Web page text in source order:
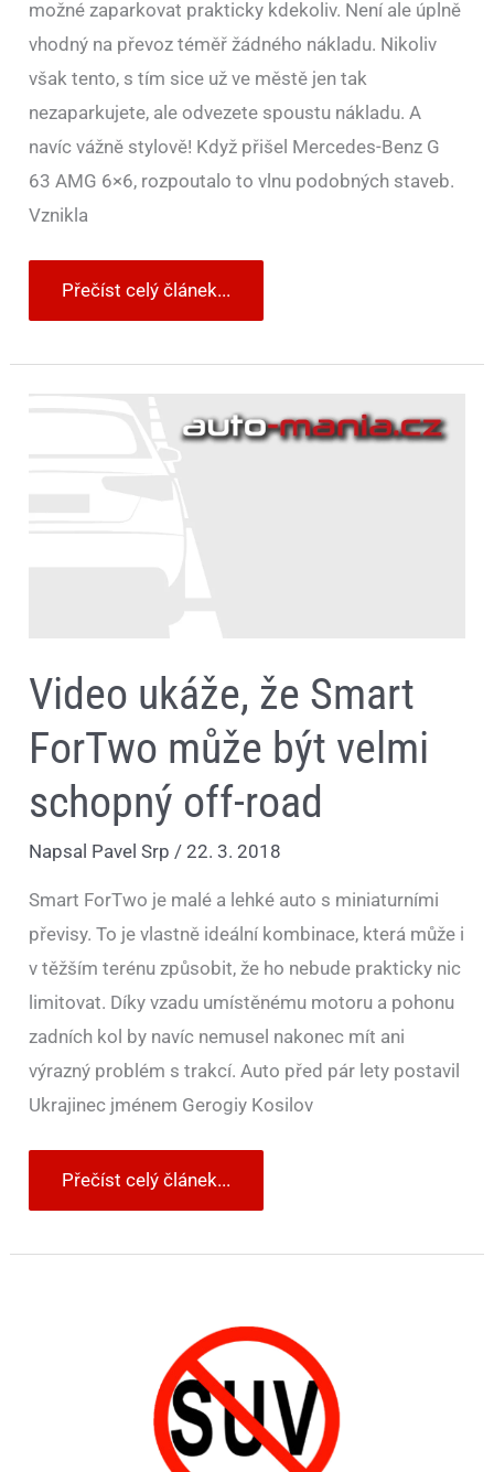
možné zaparkovat prakticky kdekoliv. Není ale úplně
vhodný na převoz téměř žádného nákladu. Nikoliv
však tento, s tím sice už ve městě jen tak
nezaparkujete, ale odvezete spoustu nákladu. A
navíc vážně stylově! Když přišel Mercedes-Benz G
63 AMG 6×6, rozpoutalo to vlnu podobných staveb.
Vznikla
Přečíst celý článek...
Video ukáže, že Smart
ForTwo může být velmi
schopný off-road
Napsal Pavel Srp /22. 3. 2018
Smart ForTwo je malé a lehké auto s miniaturními
převisy. To je vlastně ideální kombinace, která může i
v těžším terénu způsobit, že ho nebude prakticky nic
limitovat. Díky vzadu umístěnému motoru a pohonu
zadních kol by navíc nemusel nakonec mít ani
výrazný problém s trakcí. Auto před pár lety postavil
Ukrajinec jménem Gerogiy Kosilov
Přečíst celý článek...